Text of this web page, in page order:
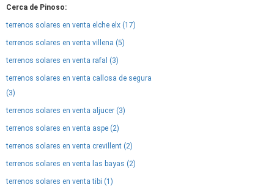
Cerca de Pinoso:
terrenos solares en venta elche elx (17)
terrenos solares en venta villena (5)
terrenos solares en venta rafal (3)
terrenos solares en venta callosa de segura
(3)
terrenos solares en venta aljucer (3)
terrenos solares en venta aspe (2)
terrenos solares en venta crevillent (2)
terrenos solares en venta las bayas (2)
terrenos solares en venta tibi (1)